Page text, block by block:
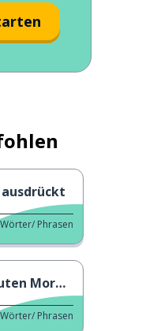
Wörter/ Phrasen
Morgen
Wörter/ Phrasen